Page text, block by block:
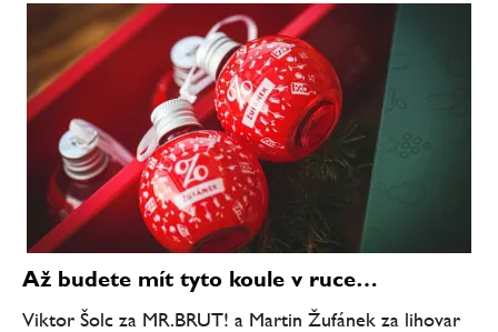
Až budete mít tyto koule v ruce…
Viktor Šolc za MR.BRUT! a Martin Žufánek za lihovar